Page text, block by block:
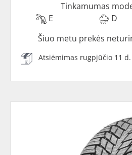
Tinkamumas
E
D
Šiuo metu prekės
Atsiėmimas rugpjūčio 11 d.